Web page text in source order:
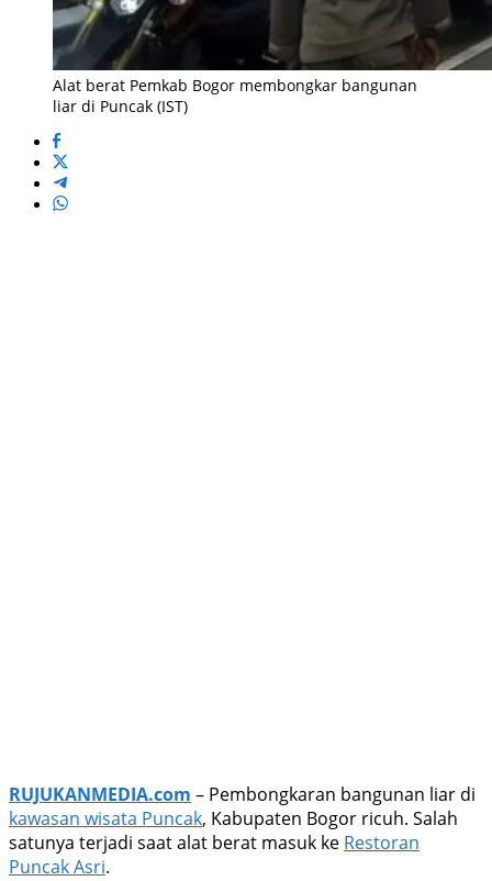
Alat berat Pemkab Bogor membongkar bangunan
liar di Puncak (IST)
RUJUKANMEDIA.com – Pembongkaran bangunan liar di
kawasan wisata Puncak, Kabupaten Bogor ricuh. Salah
satunya terjadi saat alat berat masuk ke Restoran
Puncak Asri.